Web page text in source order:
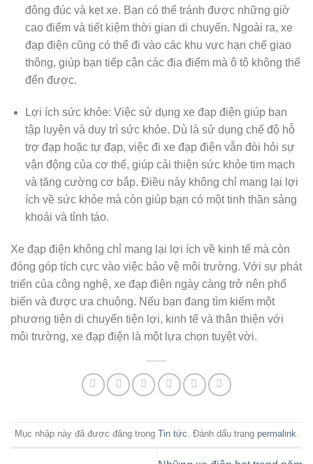
đông đúc và kẹt xe. Bạn có thể tránh được những giờ
cao điểm và tiết kiệm thời gian di chuyển. Ngoài ra, xe
đạp điện cũng có thể đi vào các khu vực hạn chế giao
thông, giúp bạn tiếp cận các địa điểm mà ô tô không thể
đến được.
Lợi ích sức khỏe: Việc sử dụng xe đạp điện giúp bạn
tập luyện và duy trì sức khỏe. Dù là sử dụng chế độ hỗ
trợ đạp hoặc tự đạp, việc đi xe đạp điện vẫn đòi hỏi sự
vận động của cơ thể, giúp cải thiện sức khỏe tim mạch
và tăng cường cơ bắp. Điều này không chỉ mang lại lợi
ích về sức khỏe mà còn giúp bạn có một tinh thần sảng
khoái và tỉnh táo.
Xe đạp điện không chỉ mang lại lợi ích về kinh tế mà còn
đóng góp tích cực vào việc bảo vệ môi trường. Với sự phát
triển của công nghệ, xe đạp điện ngày càng trở nên phổ
biến và được ưa chuộng. Nếu bạn đang tìm kiếm một
phương tiện di chuyển tiện lợi, kinh tế và thân thiện với
môi trường, xe đạp điện là một lựa chọn tuyệt vời.
Mục nhập này đã được đăng trong Tin tức. Đánh dấu trang permalink.